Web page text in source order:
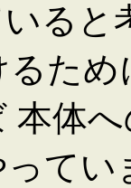
ると
た
本体
てい